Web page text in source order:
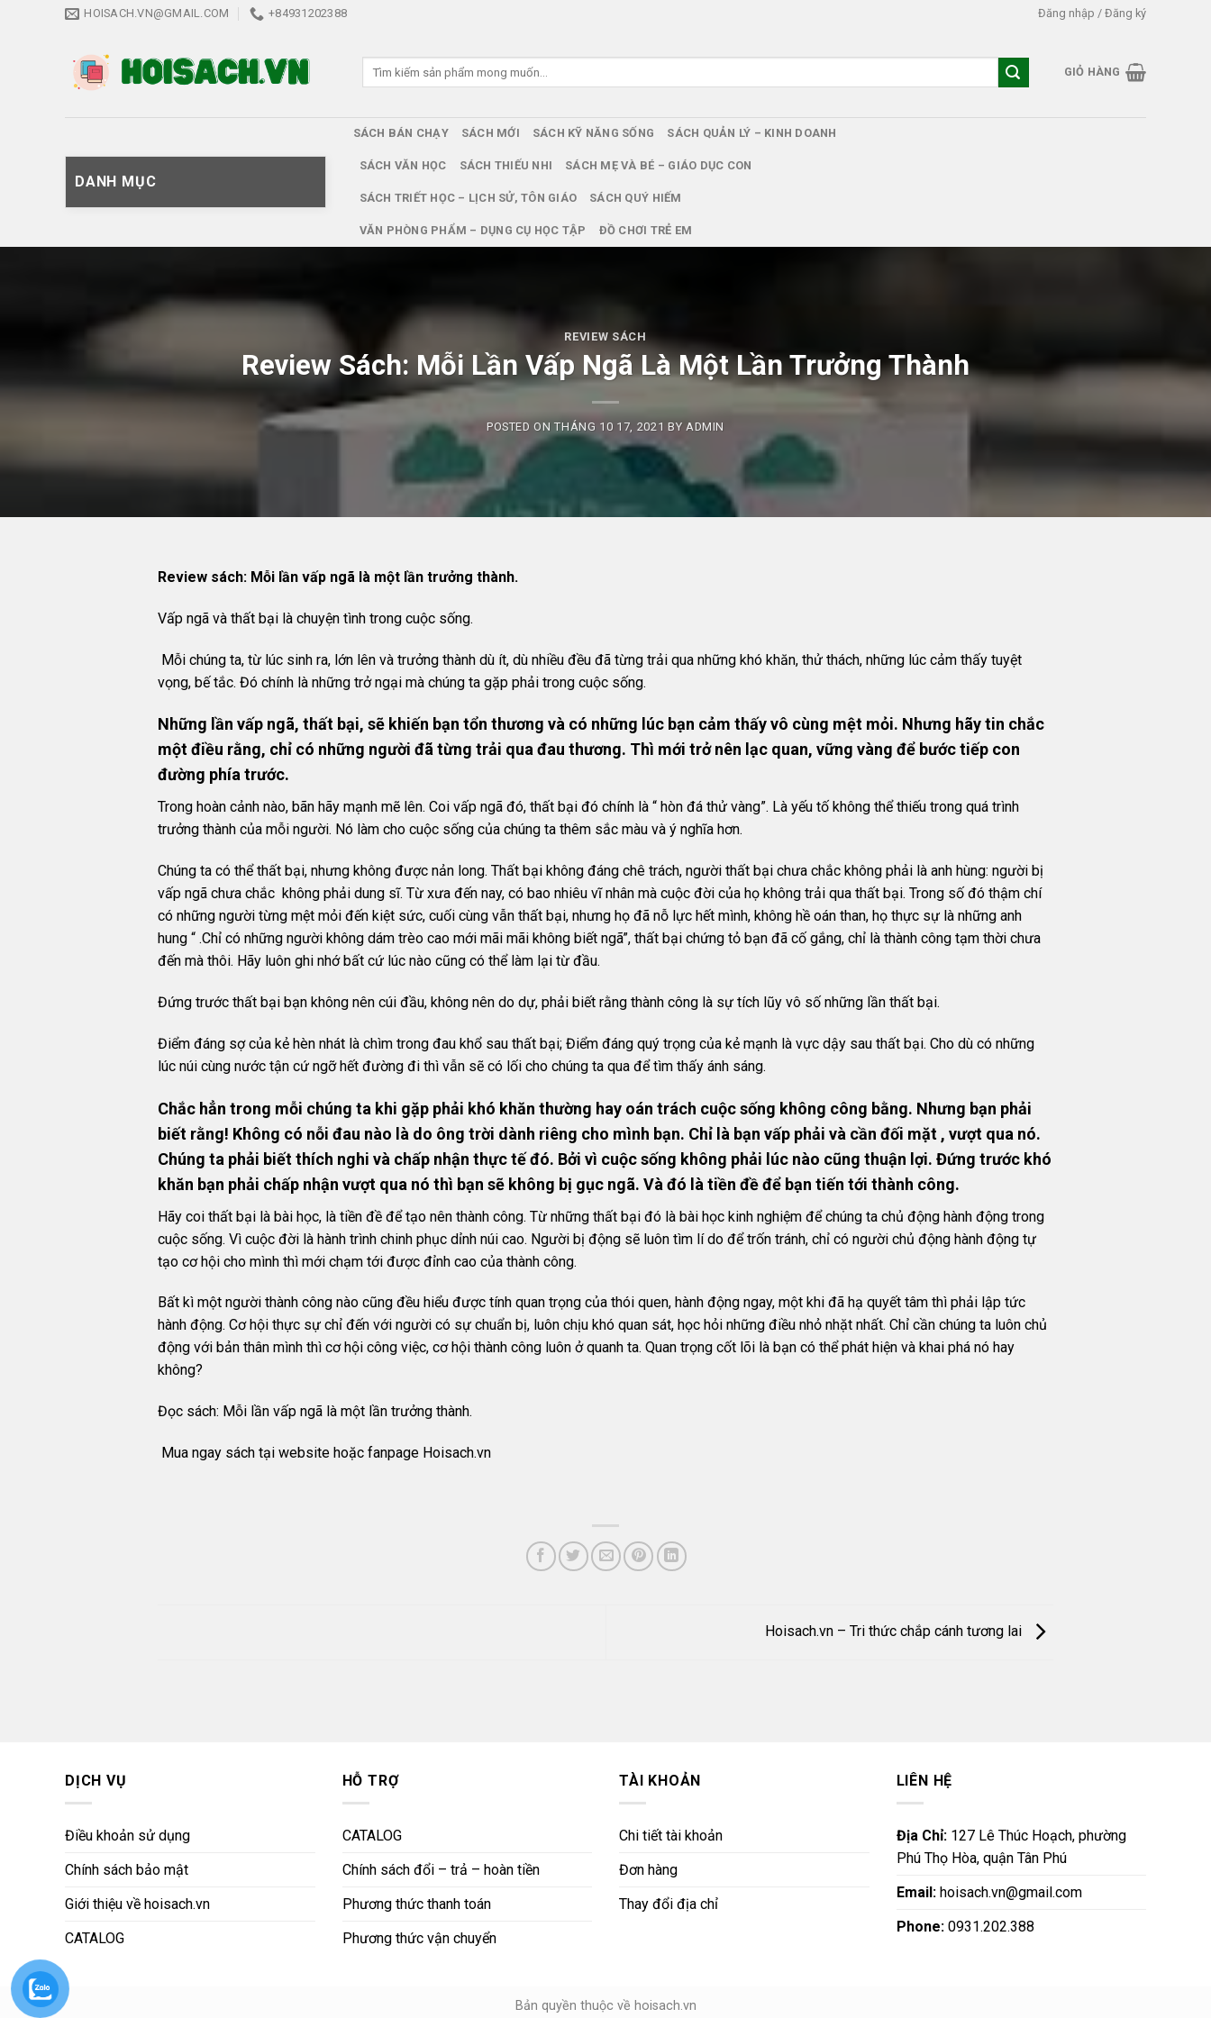
HOISACH.VN@GMAIL.COM +84931202388 Đăng nhập / Đăng ký
GIỎ HÀNG
DANH MỤC
SÁCH BÁN CHẠY SÁCH MỚI SÁCH KỸ NĂNG SỐNG SÁCH QUẢN LÝ – KINH DOANH
SÁCH VĂN HỌC SÁCH THIẾU NHI SÁCH MẸ VÀ BÉ – GIÁO DỤC CON
SÁCH TRIẾT HỌC – LỊCH SỬ, TÔN GIÁO SÁCH QUÝ HIẾM
VĂN PHÒNG PHẨM – DỤNG CỤ HỌC TẬP ĐỒ CHƠI TRẺ EM
REVIEW SÁCH
Review Sách: Mỗi Lần Vấp Ngã Là Một Lần Trưởng Thành
POSTED ONTHÁNG 10 17, 2021 BY ADMIN
Review sách: Mỗi lần vấp ngã là một lần trưởng thành.
Vấp ngã và thất bại là chuyện tình trong cuộc sống.
Mỗi chúng ta, từ lúc sinh ra, lớn lên và trưởng thành dù ít, dù nhiều đều đã từng trải qua những khó khăn, thử thách, những lúc cảm thấy tuyệt
vọng, bế tắc. Đó chính là những trở ngại mà chúng ta gặp phải trong cuộc sống.
Những lần vấp ngã, thất bại, sẽ khiến bạn tổn thương và có những lúc bạn cảm thấy vô cùng mệt mỏi. Nhưng hãy tin chắc
một điều rằng, chỉ có những người đã từng trải qua đau thương. Thì mới trở nên lạc quan, vững vàng để bước tiếp con
đường phía trước.
Trong hoàn cảnh nào, bãn hãy mạnh mẽ lên. Coi vấp ngã đó, thất bại đó chính là “ hòn đá thử vàng”. Là yếu tố không thể thiếu trong quá trình
trưởng thành của mỗi người. Nó làm cho cuộc sống của chúng ta thêm sắc màu và ý nghĩa hơn.
Chúng ta có thể thất bại, nhưng không được nản long. Thất bại không đáng chê trách, người thất bại chưa chắc không phải là anh hùng: người bị
vấp ngã chưa chắc không phải dung sĩ. Từ xưa đến nay, có bao nhiêu vĩ nhân mà cuộc đời của họ không trải qua thất bại. Trong số đó thậm chí
có những người từng mệt mỏi đến kiệt sức, cuối cùng vẫn thất bại, nhưng họ đã nỗ lực hết mình, không hề oán than, họ thực sự là những anh
hung “ .Chỉ có những người không dám trèo cao mới mãi mãi không biết ngã”, thất bại chứng tỏ bạn đã cố gắng, chỉ là thành công tạm thời chưa
đến mà thôi. Hãy luôn ghi nhớ bất cứ lúc nào cũng có thể làm lại từ đầu.
Đứng trước thất bại bạn không nên cúi đầu, không nên do dự, phải biết rằng thành công là sự tích lũy vô số những lần thất bại.
Điểm đáng sợ của kẻ hèn nhát là chìm trong đau khổ sau thất bại; Điểm đáng quý trọng của kẻ mạnh là vực dậy sau thất bại. Cho dù có những
lúc núi cùng nước tận cứ ngỡ hết đường đi thì vẫn sẽ có lối cho chúng ta qua để tìm thấy ánh sáng.
Chắc hẳn trong mỗi chúng ta khi gặp phải khó khăn thường hay oán trách cuộc sống không công bằng. Nhưng bạn phải
biết rằng! Không có nỗi đau nào là do ông trời dành riêng cho mình bạn. Chỉ là bạn vấp phải và cần đối mặt , vượt qua nó.
Chúng ta phải biết thích nghi và chấp nhận thực tế đó. Bởi vì cuộc sống không phải lúc nào cũng thuận lợi. Đứng trước khó
khăn bạn phải chấp nhận vượt qua nó thì bạn sẽ không bị gục ngã. Và đó là tiền đề để bạn tiến tới thành công.
Hãy coi thất bại là bài học, là tiền đề để tạo nên thành công. Từ những thất bại đó là bài học kinh nghiệm để chúng ta chủ động hành động trong
cuộc sống. Vì cuộc đời là hành trình chinh phục dỉnh núi cao. Người bị động sẽ luôn tìm lí do để trốn tránh, chỉ có người chủ động hành động tự
tạo cơ hội cho mình thì mới chạm tới được đỉnh cao của thành công.
Bất kì một người thành công nào cũng đều hiểu được tính quan trọng của thói quen, hành động ngay, một khi đã hạ quyết tâm thì phải lập tức
hành động. Cơ hội thực sự chỉ đến với người có sự chuẩn bị, luôn chịu khó quan sát, học hỏi những điều nhỏ nhặt nhất. Chỉ cần chúng ta luôn chủ
động với bản thân mình thì cơ hội công việc, cơ hội thành công luôn ở quanh ta. Quan trọng cốt lõi là bạn có thể phát hiện và khai phá nó hay
không?
Đọc sách: Mỗi lần vấp ngã là một lần trưởng thành.
Mua ngay sách tại websitehoặc fanpage Hoisach.vn
Hoisach.vn – Tri thức chắp cánh tương lai
DỊCH VỤ
Điều khoản sử dụng
Chính sách bảo mật
Giới thiệu về hoisach.vn
CATALOG
HỖ TRỢ
CATALOG
Chính sách đổi – trả – hoàn tiền
Phương thức thanh toán
Phương thức vận chuyển
TÀI KHOẢN
Chi tiết tài khoản
Đơn hàng
Thay đổi địa chỉ
LIÊN HỆ
Địa Chỉ: 127 Lê Thúc Hoạch, phường
Phú Thọ Hòa, quận Tân Phú
Email: hoisach.vn@gmail.com
Phone: 0931.202.388
Bản quyền thuộc về hoisach.vn